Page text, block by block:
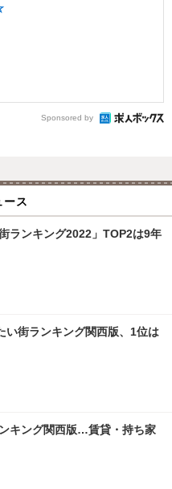
Sponsored by
ース
ランキング2022」TOP2は9年
い街ランキング関西版、1位は
キング関西版…賃貸・持ち家